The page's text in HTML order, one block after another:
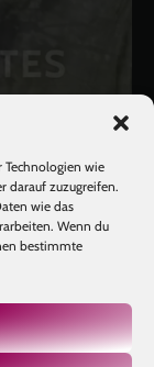
wie
darauf zuzugreifen.
wie das
Wenn du
bestimmte